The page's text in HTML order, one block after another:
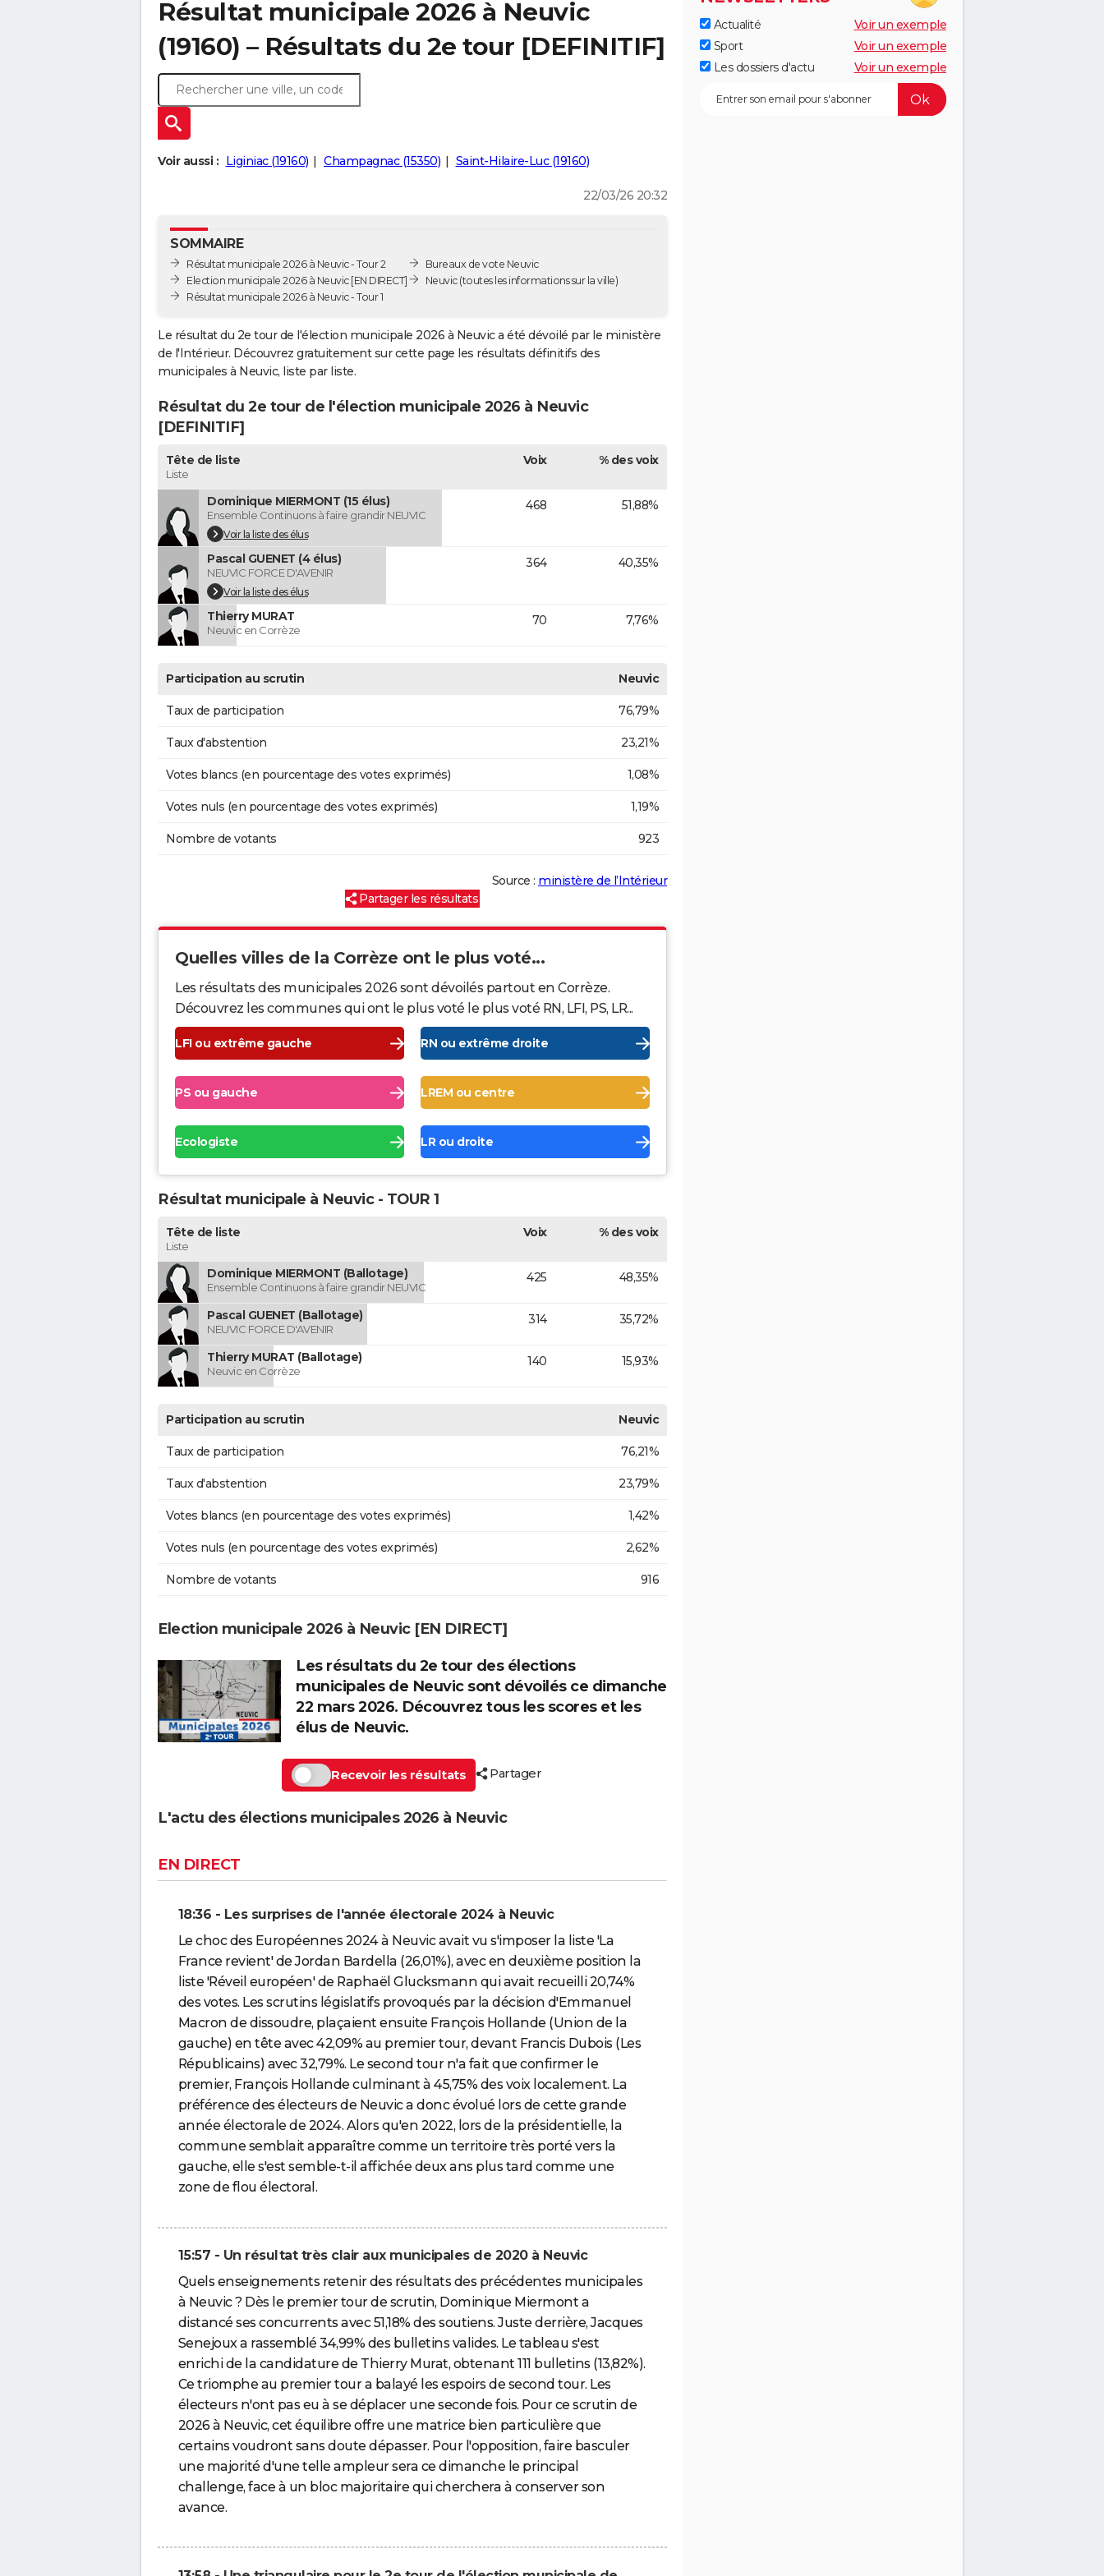
Résultat municipale 2026 à Neuvic
(19160) – Résultats du 2e tour [DEFINITIF]
Voir aussi : Liginiac (19160) Champagnac (15350) Saint-Hilaire-Luc (19160)
22/03/26 20:32
SOMMAIRE
Résultat municipale 2026 à Neuvic - Tour 2
Election municipale 2026 à Neuvic [EN DIRECT]
Résultat municipale 2026 à Neuvic - Tour 1
Bureaux de vote Neuvic
Neuvic(toutes les informations sur la ville)
Le résultat du 2e tour de l'élection municipale 2026 à Neuvic a été dévoilé par le ministère
de l'Intérieur. Découvrez gratuitement sur cette page les résultats définitifs des
municipales à Neuvic, liste par liste.
Résultat du 2e tour de l'élection municipale 2026 à Neuvic
[DEFINITIF]
Tête de liste
Liste
Voix % des voix
Dominique MIERMONT (15 élus)
Ensemble Continuons à faire grandir NEUVIC
Voir la liste des élus
468 51,88%
Pascal GUENET (4 élus)
NEUVIC FORCE D'AVENIR
Voir la liste des élus
364 40,35%
Thierry MURAT
Neuvic en Corrèze
70 7,76%
Participation au scrutin Neuvic
Taux de participation 76,79%
Taux d'abstention 23,21%
Votes blancs (en pourcentage des votes exprimés) 1,08%
Votes nuls (en pourcentage des votes exprimés) 1,19%
Nombre de votants 923
Source : ministère de l’Intérieur
Partager les résultats
Quelles villes de la Corrèze ont le plus voté...
Les résultats des municipales 2026 sont dévoilés partout en Corrèze.
Découvrez les communes qui ont le plus voté le plus voté RN, LFI, PS, LR...
LFI ou extrême gauche RN ou extrême droite
PS ou gauche LREM ou centre
Ecologiste LR ou droite
Résultat municipale à Neuvic - TOUR 1
Tête de liste
Liste
Voix % des voix
Dominique MIERMONT (Ballotage)
Ensemble Continuons à faire grandir NEUVIC
425 48,35%
Pascal GUENET (Ballotage)
NEUVIC FORCE D'AVENIR
314 35,72%
Thierry MURAT (Ballotage)
Neuvic en Corrèze
140 15,93%
Participation au scrutin Neuvic
Taux de participation 76,21%
Taux d'abstention 23,79%
Votes blancs (en pourcentage des votes exprimés) 1,42%
Votes nuls (en pourcentage des votes exprimés) 2,62%
Nombre de votants 916
Election municipale 2026 à Neuvic [EN DIRECT]
Les résultats du 2e tour des élections
municipales de Neuvic sont dévoilés ce dimanche
22 mars 2026. Découvrez tous les scores et les
élus de Neuvic.
Recevoir les résultats Partager
L'actu des élections municipales 2026 à Neuvic
EN DIRECT
18:36 - Les surprises de l'année électorale 2024 à Neuvic
Le choc des Européennes 2024 à Neuvic avait vu s'imposer la liste 'La
France revient' de Jordan Bardella (26,01%), avec en deuxième position la
liste 'Réveil européen' de Raphaël Glucksmann qui avait recueilli 20,74%
des votes. Les scrutins législatifs provoqués par la décision d'Emmanuel
Macron de dissoudre, plaçaient ensuite François Hollande (Union de la
gauche) en tête avec 42,09% au premier tour, devant Francis Dubois (Les
Républicains) avec 32,79%. Le second tour n'a fait que confirmer le
premier, François Hollande culminant à 45,75% des voix localement. La
préférence des électeurs de Neuvic a donc évolué lors de cette grande
année électorale de 2024. Alors qu'en 2022, lors de la présidentielle, la
commune semblait apparaître comme un territoire très porté vers la
gauche, elle s'est semble-t-il affichée deux ans plus tard comme une
zone de flou électoral.
15:57 - Un résultat très clair aux municipales de 2020 à Neuvic
Quels enseignements retenir des résultats des précédentes municipales
à Neuvic ? Dès le premier tour de scrutin, Dominique Miermont a
distancé ses concurrents avec 51,18% des soutiens. Juste derrière, Jacques
Senejoux a rassemblé 34,99% des bulletins valides. Le tableau s'est
enrichi de la candidature de Thierry Murat, obtenant 111 bulletins (13,82%).
Ce triomphe au premier tour a balayé les espoirs de second tour. Les
électeurs n'ont pas eu à se déplacer une seconde fois. Pour ce scrutin de
2026 à Neuvic, cet équilibre offre une matrice bien particulière que
certains voudront sans doute dépasser. Pour l'opposition, faire basculer
une majorité d'une telle ampleur sera ce dimanche le principal
challenge, face à un bloc majoritaire qui cherchera à conserver son
avance.
Actualité
Voir un exemple
Sport
Voir un exemple
Les dossiers d'actu
Voir un exemple